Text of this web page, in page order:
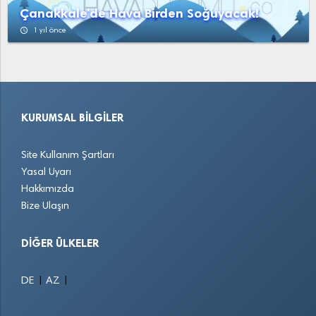
Çanakkale'de Hava Birden Soğuyacak!
access_time 1 yıl önce
KURUMSAL BILGILER
Site Kullanım Şartları
Yasal Uyarı
Hakkımızda
Bize Ulaşın
DIĞER ÜLKELER
DE AZ